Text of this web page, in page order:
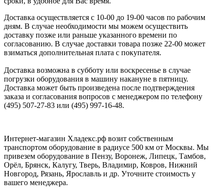
Доставка осуществляется с 10-00 до 19-00 часов по рабочим
дням. В случае необходимости мы можем осуществить
доставку позже или раньше указанного времени по
согласованию. В случае доставки товара позже 22-00 может
взиматься дополнительная плата с покупателя.
Доставка возможна в субботу или воскресенье в случае
погрузки оборудования в машину накануне в пятницу.
Доставка может быть произведена после подтверждения
заказа и согласования вопросов с менеджером по телефону
(495) 507-27-83 или (495) 997-16-48.
Интернет-магазин Хладекс.рф возит собственным
транспортом оборудование в радиусе 500 км от Москвы. Мы
привезем оборудование в Пензу, Воронеж, Липецк, Тамбов,
Орёл, Брянск, Калугу, Тверь, Владимир, Ковров, Нижний
Новгород, Рязань, Ярославль и др. Уточните стоимость у
вашего менеджера.